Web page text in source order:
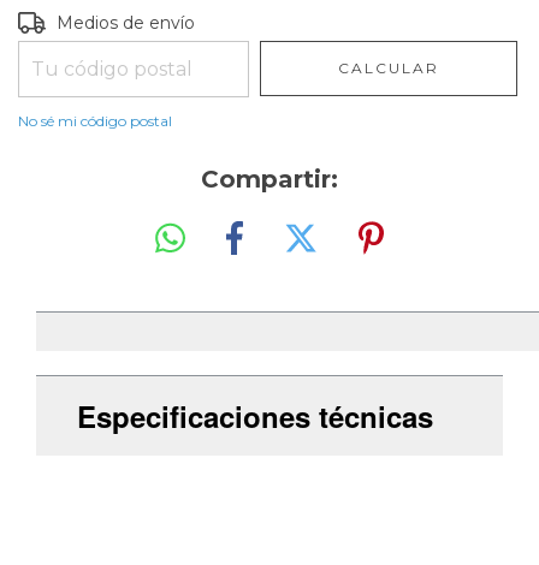
Entregas para el CP:
Medios de envío
CALCULAR
No sé mi código postal
Compartir:
Especificaciones técnicas